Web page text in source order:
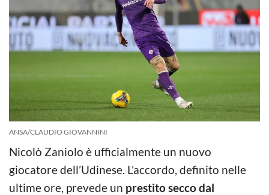
ANSA/CLAUDIO GIOVANNINI
Nicolò Zaniolo è ufficialmente un nuovo
giocatore dell’Udinese. L’accordo, definito nelle
ultime ore, prevede un prestito secco dal